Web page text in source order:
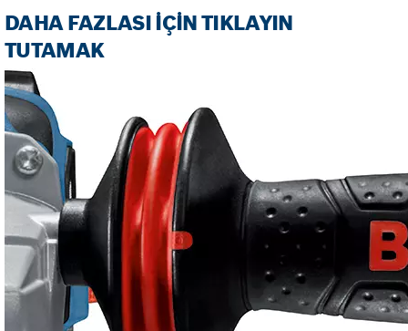
DAHA FAZLASI IÇIN TIKLAYIN
TUTAMAK